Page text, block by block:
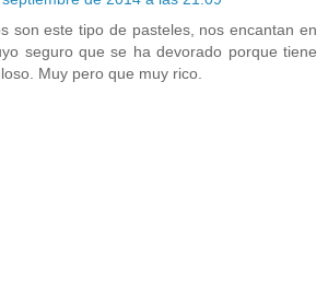
son este tipo de pasteles, nos encantan en
seguro que se ha devorado porque tiene
Muy pero que muy rico.